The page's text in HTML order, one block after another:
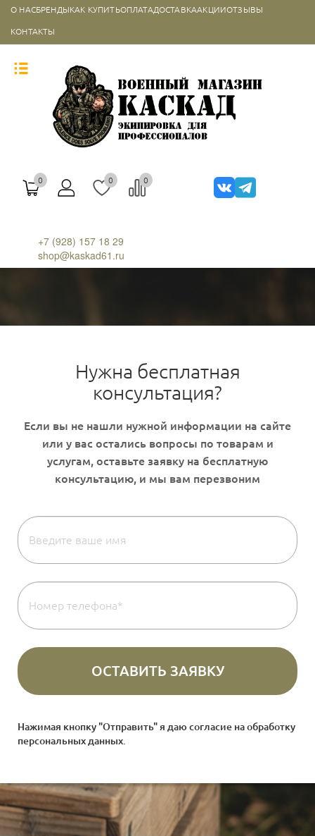
О НАСБРЕНДЫКАК КУПИТЬОПЛАТАДОСТАВКААКЦИИОТЗЫВЫ
КОНТАКТЫ
0 0 0
+7 (928) 157 18 29
shop@kaskad61.ru
Нужна бесплатная
консультация?
Нажимая кнопку "Отправить" я даю согласие наобработку
персональных данных